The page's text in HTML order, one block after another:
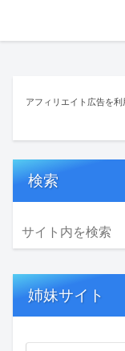
アフィリエイト広告を利
検索
姉妹サイト